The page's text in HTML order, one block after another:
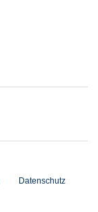
Datenschutz